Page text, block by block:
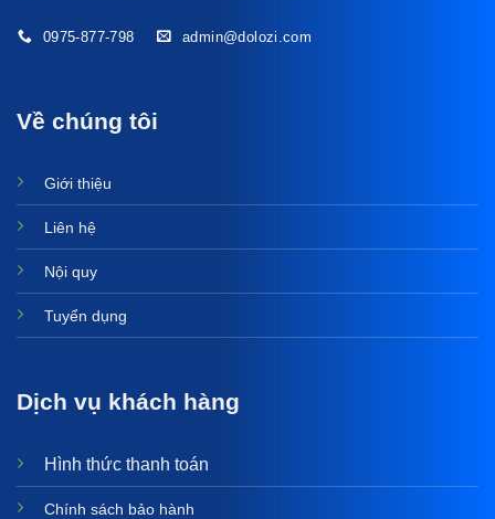
0975-877-798 admin@dolozi.com
Về chúng tôi
Giới thiệu
Liên hệ
Nội quy
Tuyển dụng
Dịch vụ khách hàng
Hình thức thanh toán
Chính sách bảo hành